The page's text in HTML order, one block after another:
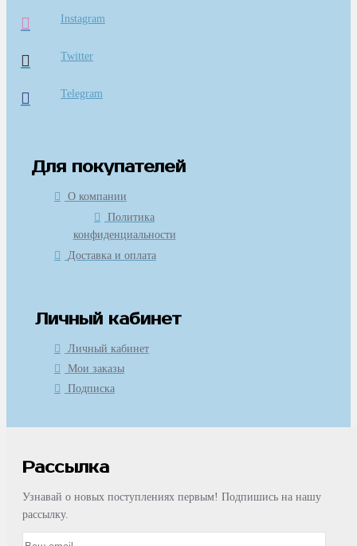
Instagram
Twitter
Telegram
Для покупателей
О компании
Политика
конфиденциальности
Доставка и оплата
Личный кабинет
Личный кабинет
Мои заказы
Подписка
Рассылка
Узнавай о новых поступлениях первым! Подпишись на нашу
рассылку.